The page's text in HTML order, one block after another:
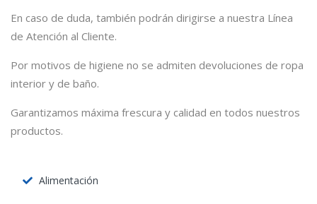
En caso de duda, también podrán dirigirse a nuestra Línea
de Atención al Cliente.
Por motivos de higiene no se admiten devoluciones de ropa
interior y de baño.
Garantizamos máxima frescura y calidad en todos nuestros
productos.
Alimentación